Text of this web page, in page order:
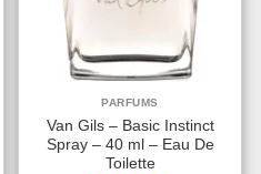
PARFUMS
Van Gils – Basic Instinct
Spray – 40 ml – Eau De
Toilette